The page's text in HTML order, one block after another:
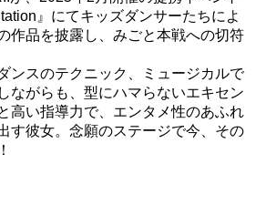
』にてキッズダンサーたちによ
作品を披露し、みごと本戦への切符
ンスのテクニック、ミュージカルで
ながらも、型にハマらないエキセン
高い指導力で、エンタメ性のあふれ
す彼女。念願のステージで今、その